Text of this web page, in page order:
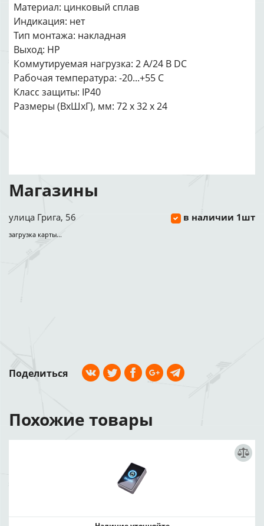
Материал: цинковый сплав
Индикация: нет
Тип монтажа: накладная
Выход: НР
Коммутируемая нагрузка: 2 А/24 В DC
Рабочая температура: -20...+55 C
Класс защиты: IP40
Размеры (ВхШхГ), мм: 72 х 32 х 24
Магазины
улица Грига, 56 в наличии 1шт
загрузка карты...
Поделиться
Похожие товары